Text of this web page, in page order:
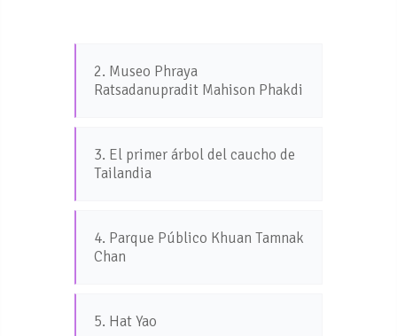
2. Museo Phraya
Ratsadanupradit Mahison Phakdi
3. El primer árbol del caucho de
Tailandia
4. Parque Público Khuan Tamnak
Chan
5. Hat Yao